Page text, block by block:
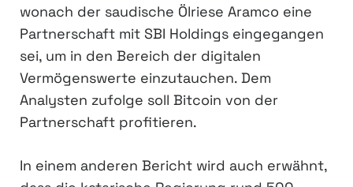
wonach der saudische Ölriese Aramco eine
Partnerschaft mit SBI Holdings eingegangen
sei, um in den Bereich der digitalen
Vermögenswerte einzutauchen. Dem
Analysten zufolge soll Bitcoin von der
Partnerschaft profitieren.
In einem anderen Bericht wird auch erwähnt,